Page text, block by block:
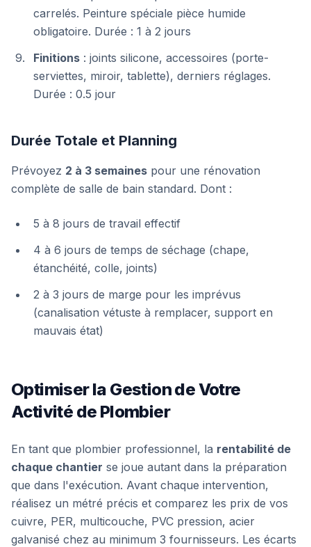
carrelés. Peinture spéciale pièce humide
obligatoire. Durée : 1 à 2 jours
Finitions : joints silicone, accessoires (porte-
serviettes, miroir, tablette), derniers réglages.
Durée : 0.5 jour
Durée Totale et Planning
Prévoyez 2 à 3 semaines pour une rénovation
complète de salle de bain standard. Dont :
5 à 8 jours de travail effectif
4 à 6 jours de temps de séchage (chape,
étanchéité, colle, joints)
2 à 3 jours de marge pour les imprévus
(canalisation vétuste à remplacer, support en
mauvais état)
Optimiser la Gestion de Votre
Activité de Plombier
En tant que plombier professionnel, la rentabilité de
chaque chantier se joue autant dans la préparation
que dans l'exécution. Avant chaque intervention,
réalisez un métré précis et comparez les prix de vos
cuivre, PER, multicouche, PVC pression, acier
galvanisé chez au minimum 3 fournisseurs. Les écarts